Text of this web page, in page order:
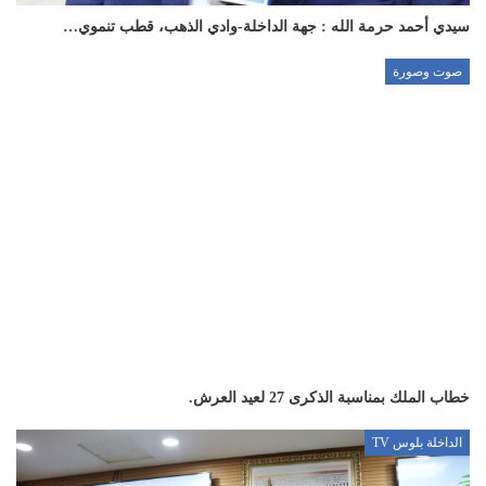
سيدي أحمد حرمة الله : جهة الداخلة-وادي الذهب، قطب تنموي…
صوت وصورة
خطاب الملك بمناسبة الذكرى 27 لعيد العرش.
الداخلة بلوس TV